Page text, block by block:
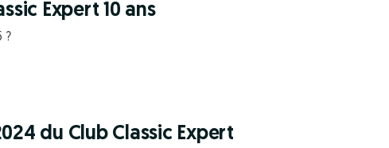
Expert 10 ans
?
du Club Classic Expert